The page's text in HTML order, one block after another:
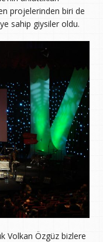
projelerinden biri de
sahip giysiler oldu.
Volkan Özgüz bizlere